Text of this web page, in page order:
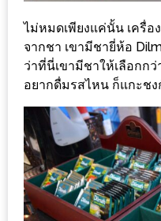
GIFT
VOUCHER
รับ
อาหาร
มูลค่า
1,000
บาท
ฟรี
ไม่หมดเพียงแค่นั้น เครื่อ
จากชา เขามีชายี่ห้อ
ว่าที่นี่เขามีชาให้เลือกก
อยากดื่มรสไหน ก็แกะช